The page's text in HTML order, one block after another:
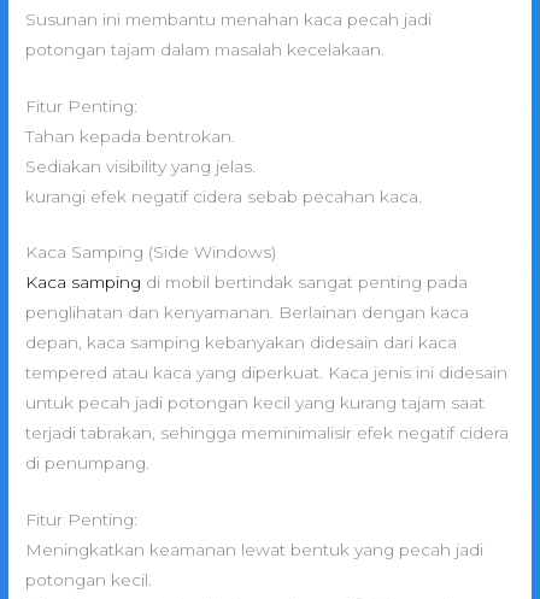
Susunan ini membantu menahan kaca pecah jadi
potongan tajam dalam masalah kecelakaan.
Fitur Penting:
Tahan kepada bentrokan.
Sediakan visibility yang jelas.
kurangi efek negatif cidera sebab pecahan kaca.
Kaca Samping (Side Windows)
Kaca samping di mobil bertindak sangat penting pada
penglihatan dan kenyamanan. Berlainan dengan kaca
depan, kaca samping kebanyakan didesain dari kaca
tempered atau kaca yang diperkuat. Kaca jenis ini didesain
untuk pecah jadi potongan kecil yang kurang tajam saat
terjadi tabrakan, sehingga meminimalisir efek negatif cidera
di penumpang.
Fitur Penting:
Meningkatkan keamanan lewat bentuk yang pecah jadi
potongan kecil.